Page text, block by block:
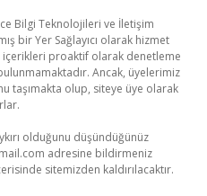
Bilgi Teknolojileri ve İletişim
bir Yer Sağlayıcı olarak hizmet
proaktif olarak denetleme
Ancak, üyelerimiz
taşımakta olup, siteye üye olarak
olduğunu düşündüğünüz
adresine bildirmeniz
sitemizden kaldırılacaktır.